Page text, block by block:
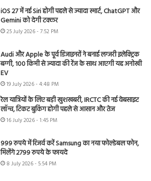
iOS 27 में नई Siri होगी पहले से ज्यादा स्मार्ट, ChatGPT और
Gemini को देगी टक्कर
25 July 2026 - 7:52 PM
Audi और Apple के पूर्व डिजाइनरों ने बनाई लग्जरी इलेक्ट्रिक
बग्गी, 100 किमी से ज्यादा की रेंज के साथ आएगी यह अनोखी
EV
19 July 2026 - 4:48 PM
रेल यात्रियों के लिए बड़ी खुशखबरी, IRCTC की नई वेबसाइट
लॉन्च, टिकट बुकिंग होगी पहले से आसान और तेज
16 July 2026 - 1:45 PM
999 रुपये में रिजर्व करें Samsung का नया फोल्डेबल फोन,
मिलेंगे 2799 रुपये के फायदे
8 July 2026 - 5:54 PM